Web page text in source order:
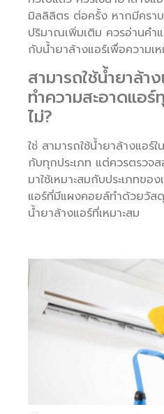
มิลลิลิตร ต่อครั้ง หากมีครา
ปริมาณเพิ่มเติม ควรอ่านคำ
กับน้ำยาล้างแอร์เพื่อความเห
สามารถใช้น้ำยาล้า
ทำความสะอาดแอร์
ไม่?
ใช่ สามารถใช้น้ำยาล้างแอร์
กับทุกประเภท แต่ควรตรวจ
มาใช้เหมาะสมกับประเภทขอ
แอร์ที่มีแผงคอยล์ทำด้วยวัส
น้ำยาล้างแอร์ที่เหมาะสม